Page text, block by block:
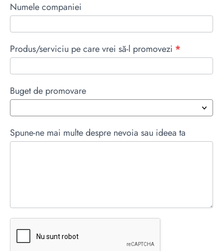
Numele companiei
Produs/serviciu pe care vrei să-l promovezi *
Buget de promovare
Spune-ne mai multe despre nevoia sau ideea ta